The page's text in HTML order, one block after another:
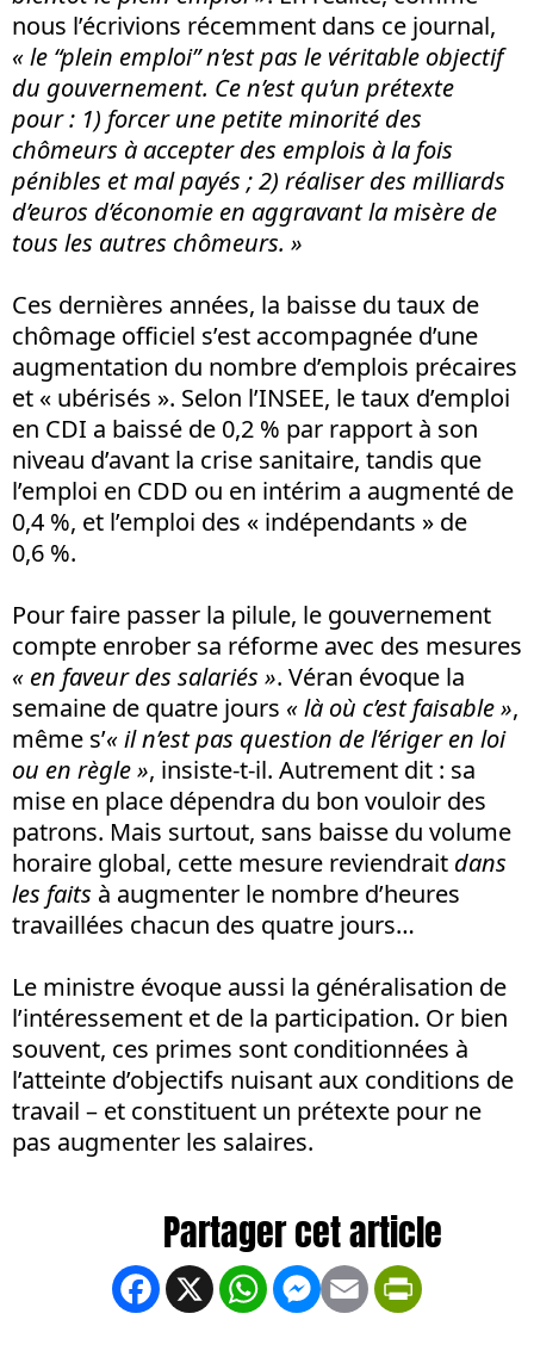
nous l’écrivions récemment dans ce journal,
« le “plein emploi” n’est pas le véritable objectif
du gouvernement. Ce n’est qu’un prétexte
pour : 1) forcer une petite minorité des
chômeurs à accepter des emplois à la fois
pénibles et mal payés ; 2) réaliser des milliards
d’euros d’économie en aggravant la misère de
tous les autres chômeurs. »
Ces dernières années, la baisse du taux de
chômage officiel s’est accompagnée d’une
augmentation du nombre d’emplois précaires
et « ubérisés ». Selon l’INSEE, le taux d’emploi
en CDI a baissé de 0,2 % par rapport à son
niveau d’avant la crise sanitaire, tandis que
l’emploi en CDD ou en intérim a augmenté de
0,4 %, et l’emploi des « indépendants » de
0,6 %.
Pour faire passer la pilule, le gouvernement
compte enrober sa réforme avec des mesures
« en faveur des salariés ». Véran évoque la
semaine de quatre jours « là où c’est faisable »,
même s’« il n’est pas question de l’ériger en loi
ou en règle », insiste-t-il. Autrement dit : sa
mise en place dépendra du bon vouloir des
patrons. Mais surtout, sans baisse du volume
horaire global, cette mesure reviendrait dans
les faits à augmenter le nombre d’heures
travaillées chacun des quatre jours…
Le ministre évoque aussi la généralisation de
l’intéressement et de la participation. Or bien
souvent, ces primes sont conditionnées à
l’atteinte d’objectifs nuisant aux conditions de
travail – et constituent un prétexte pour ne
pas augmenter les salaires.
Facebook
X WhatsApp
Messenger
Email